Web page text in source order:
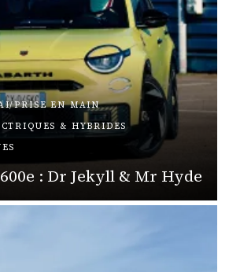
PRISE EN MAIN
& HYBRIDES
: Dr Jekyll & Mr Hyde